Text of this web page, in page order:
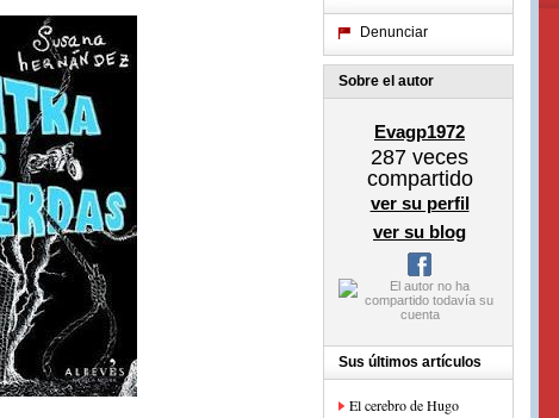
Denunciar
Sobre el autor
Evagp1972
287 veces
compartido
ver su perfil
ver su blog
Sus últimos artículos
El cerebro de Hugo